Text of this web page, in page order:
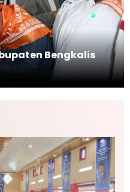
Bengkalis